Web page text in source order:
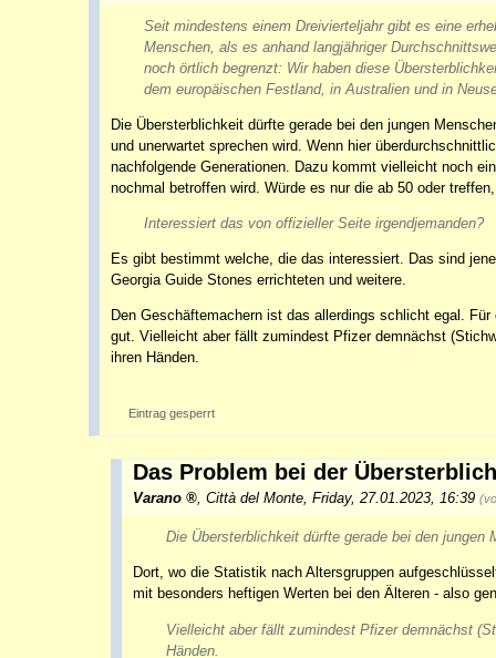
Seit mindestens einem Dreivierteljahr gibt es eine
Menschen, als es anhand langjähriger
noch örtlich begrenzt: Wir haben diese
dem europäischen Festland, in Australien und in
Die Übersterblichkeit dürfte gerade bei den jungen
und unerwartet sprechen wird. Wenn hier
nachfolgende Generationen. Dazu kommt vielleicht noch
nochmal betroffen wird. Würde es nur die ab 50 oder
Interessiert das von offizieller Seite irgendjemanden?
Es gibt bestimmt welche, die das interessiert. Das sind
Georgia Guide Stones errichteten und weitere.
Den Geschäftemachern ist das allerdings schlicht egal.
gut. Vielleicht aber fällt zumindest Pfizer demnächst
ihren Händen.
Eintrag gesperrt
Das Problem bei der
Varano , Città del Monte, Friday, 27.01.2023, 16:39
Die Übersterblichkeit dürfte gerade bei den jungen
Dort, wo die Statistik nach Altersgruppen
mit besonders heftigen Werten bei den Älteren - also
Vielleicht aber fällt zumindest Pfizer demnächst
Händen.